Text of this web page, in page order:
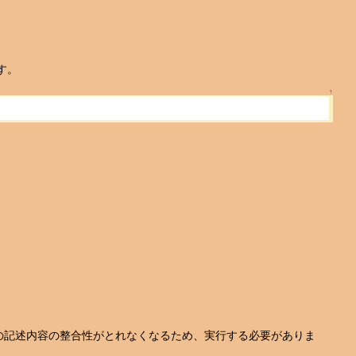
↑
述内容の整合性がとれなくなるため、実行する必要がありま